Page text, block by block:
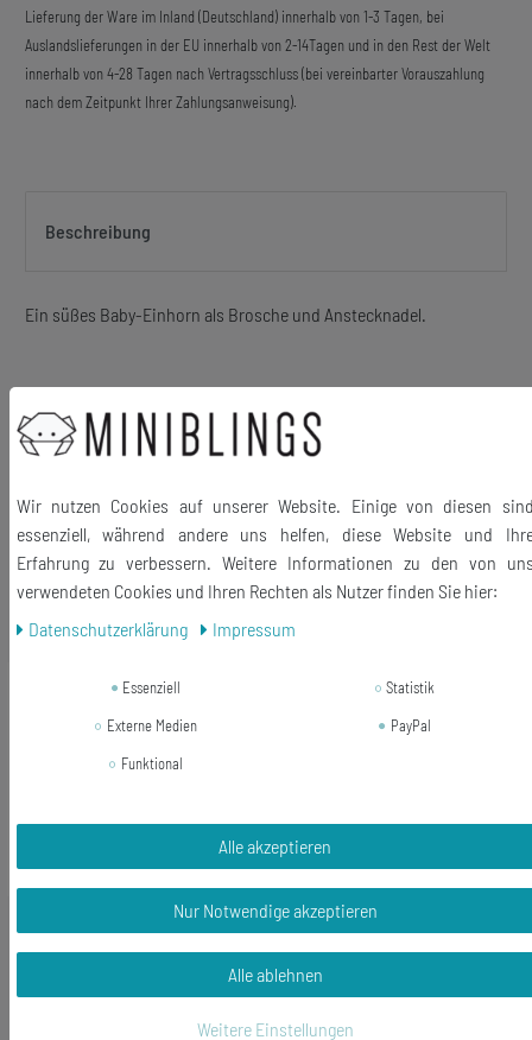
Lieferung der Ware im Inland (Deutschland) innerhalb von 1-3 Tagen, bei
Auslandslieferungen in der EU innerhalb von 2-14Tagen und in den Rest der Welt
innerhalb von 4-28 Tagen nach Vertragsschluss (bei vereinbarter Vorauszahlung
nach dem Zeitpunkt Ihrer Zahlungsanweisung).
Beschreibung
Ein süßes Baby-Einhorn als Brosche und Anstecknadel.
Material: Metall emailliert
Größe Hauptmotiv: 35mm
Ähnliche Artikel
Turnschuhe Schlüsselanhänger
Miniblings Anhänger Sneaker Schuhe
In den Warenkorb
zzgl.
Wir nutzen Cookies auf unserer Website. Einige von diesen
essenziell, während andere uns helfen, diese Website und
Erfahrung zu verbessern. Weitere Informationen zu den von
verwendeten Cookies und Ihren Rechten als Nutzer finden Sie hier:
Daten­schutz­erklärung
Impressum
Essenziell
Statistik
Externe Medien
PayPal
Funktional
Alle akzeptieren
Nur Notwendige akzeptieren
Alle ablehnen
Weitere Einstellungen